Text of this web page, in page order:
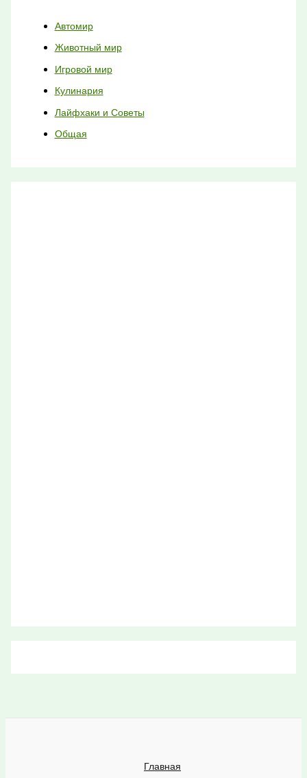
Автомир
Животный мир
Игровой мир
Кулинария
Лайфхаки и Советы
Общая
Главная